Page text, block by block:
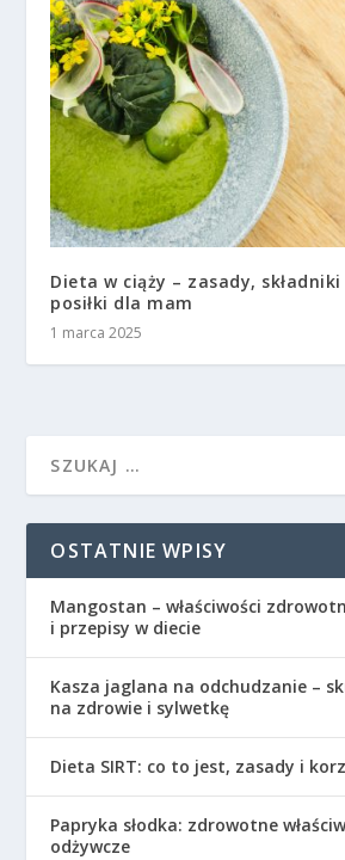
Dieta w ciąży – zasady,
posiłki dla mam
1 marca 2025
OSTATNIE WPISY
Mangostan – właściwości
i przepisy w diecie
Kasza jaglana na odchudzanie –
na zdrowie i sylwetkę
Dieta SIRT: co to jest, zasady i
Papryka słodka: zdrowotne
odżywcze